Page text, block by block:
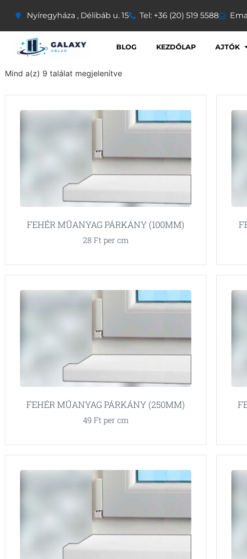
Nyíregyháza , Délibáb u. 15 Tel: +36 (20) 519 5588
BLOG KEZDŐLAP AJTÓK
Mind a(z) 9 találat megjelenítve
FEHÉR MŰANYAG PÁRKÁNY (100MM)
28Ft per cm
FEHÉR MŰANYAG PÁRKÁNY (250MM)
49Ft per cm